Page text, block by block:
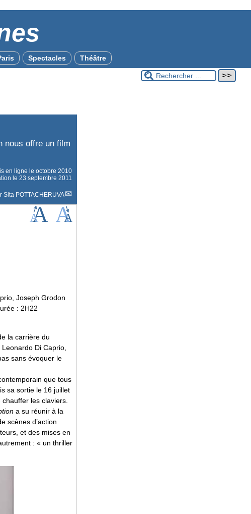
Spectacles Théâtre
nous offre un film
en ligne le octobre 2010
le 23 septembre 2011
Sita POTTACHERUVA
Joseph Grodon
: 2H22
la carrière du
Di Caprio,
sans évoquer le
que tous
sa sortie le 16 juillet
les claviers.
a su réunir à la
scènes d’action
et des mises en
: « un thriller